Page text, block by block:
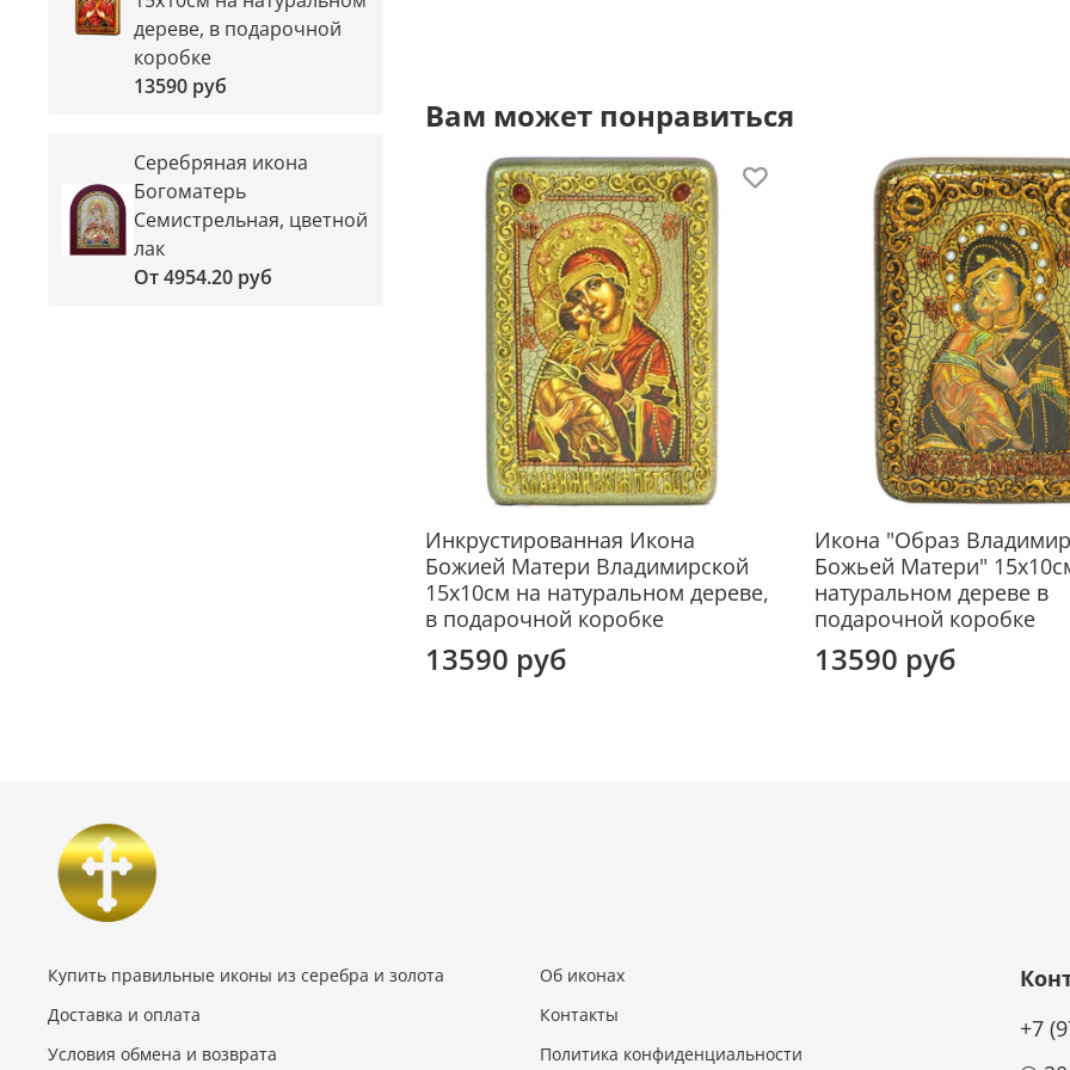
Один
на
Вам может понравиться
Инкрустированная Икона
Божией Матери Владимирской
15х10см на натуральном дереве,
в подарочной коробке
13590 руб
Икона "Образ
Божьей Матери"
натуральном дереве в
подарочной коробке
13590 руб
дереве, в подарочной
коробке
13590 руб
Серебряная икона
Богоматерь
Семистрельная, цветной
лак
От4954.20 руб
Купить правильные иконы из серебра и золота
Доставка и оплата
Условия обмена и возврата
Об иконах
Контакты
Политика конфиденциальности
+7